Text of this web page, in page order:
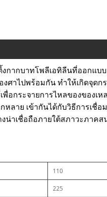
กากบาทโพลีเอทิลีนที่ออกแ
าไปพร้อมกัน ทำให้เกิดจุด
อกระจายการไหลของของเ
ลาย เข้ากันได้กับวิธีการเชื่
งน่าเชื่อถือภายใต้สภาวะภาค
110
225